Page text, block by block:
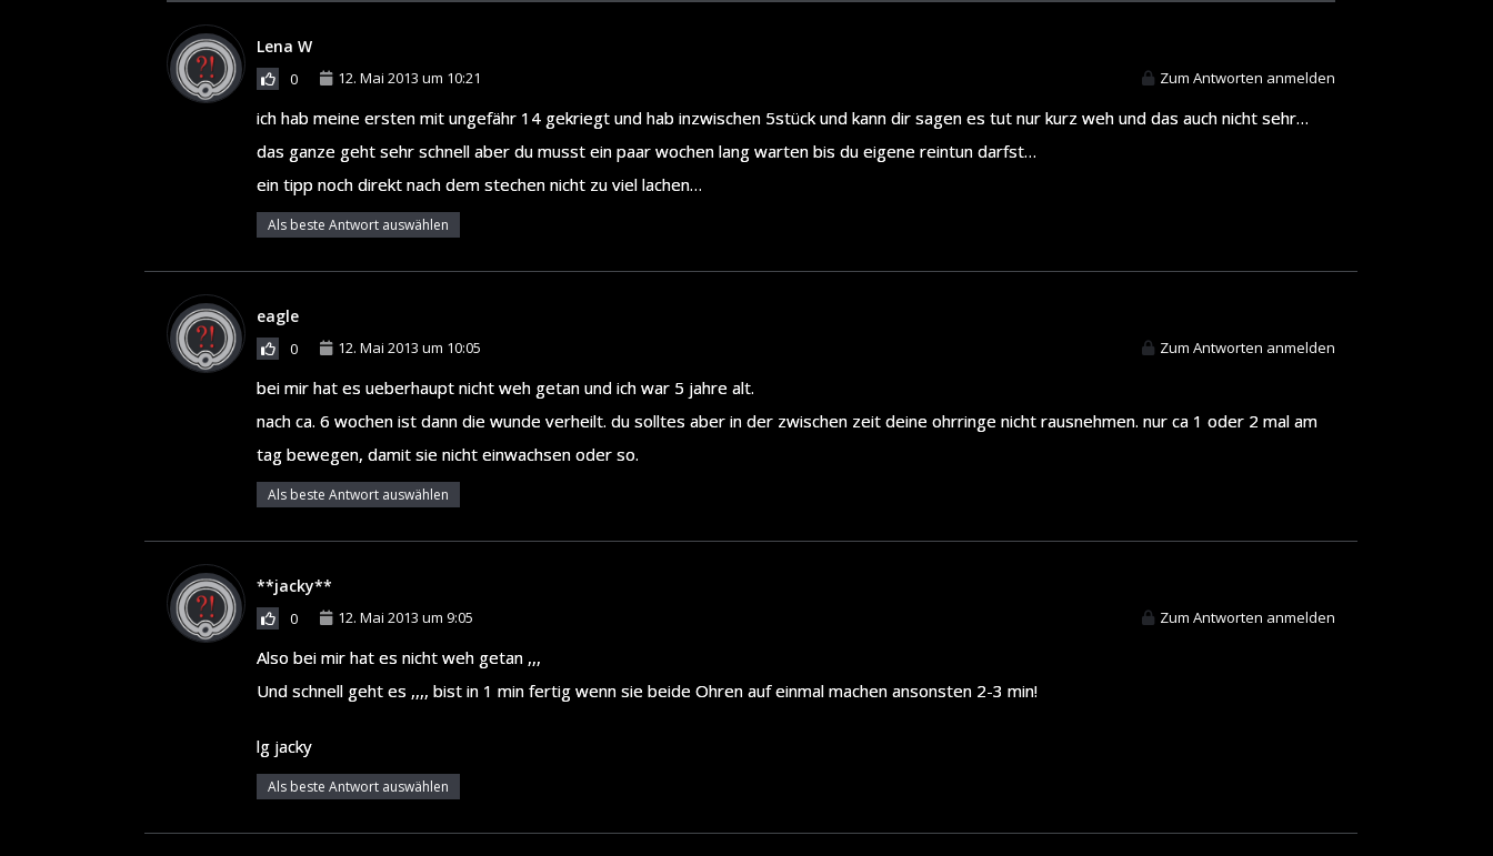
Lena W
0 12. Mai 2013 um 10:21 Zum Antworten anmelden
ich hab meine ersten mit ungefähr 14 gekriegt und hab inzwischen 5stück und kann dir sagen es tut nur kurz weh und das auch nicht sehr…
das ganze geht sehr schnell aber du musst ein paar wochen lang warten bis du eigene reintun darfst…
ein tipp noch direkt nach dem stechen nicht zu viel lachen…
Als beste Antwort auswählen
eagle
0 12. Mai 2013 um 10:05 Zum Antworten anmelden
bei mir hat es ueberhaupt nicht weh getan und ich war 5 jahre alt.
nach ca. 6 wochen ist dann die wunde verheilt. du solltes aber in der zwischen zeit deine ohrringe nicht rausnehmen. nur ca 1 oder 2 mal am
tag bewegen, damit sie nicht einwachsen oder so.
Als beste Antwort auswählen
**jacky**
0 12. Mai 2013 um 9:05 Zum Antworten anmelden
Also bei mir hat es nicht weh getan ,,,
Und schnell geht es ,,,, bist in 1 min fertig wenn sie beide Ohren auf einmal machen ansonsten 2-3 min!
lg jacky
Als beste Antwort auswählen